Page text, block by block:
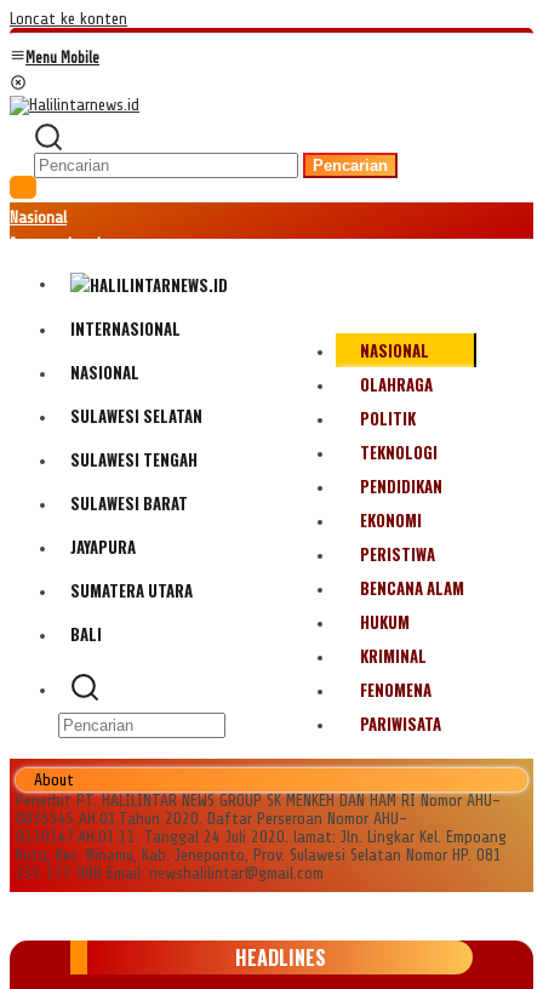
Loncat ke konten
Menu Mobile
Pencarian
Nasional
Internasional
Politik
Olahraga
Bencana Alam
INTERNASIONAL
NASIONAL
SULAWESI SELATAN
SULAWESI TENGAH
SULAWESI BARAT
JAYAPURA
SUMATERA UTARA
BALI
NASIONAL
OLAHRAGA
POLITIK
TEKNOLOGI
PENDIDIKAN
EKONOMI
PERISTIWA
BENCANA ALAM
HUKUM
KRIMINAL
FENOMENA
PARIWISATA
About
Penerbit PT. HALILINTAR NEWS GROUP SK MENKEH DAN HAM RI Nomor AHU-
0035545.AH.01.Tahun 2020. Daftar Perseroan Nomor AHU-
0120147.AH.01.11. Tanggal 24 Juli 2020. lamat: Jln. Lingkar Kel. Empoang
Kota, Kec. Binamu, Kab. Jeneponto, Prov. Sulawesi Selatan Nomor HP. 081
355 177 988 Email: newshalilintar@gmail.com
HEADLINES